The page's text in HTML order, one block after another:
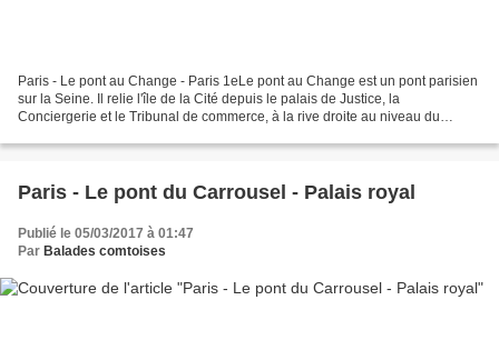
Paris - Le pont au Change - Paris 1eLe pont au Change est un pont parisien
sur la Seine. Il relie l'île de la Cité depuis le palais de Justice, la
Conciergerie et le Tribunal de commerce, à la rive droite au niveau du
Paris - Le pont du Carrousel - Palais royal
Publié le 05/03/2017 à 01:47
Par Balades comtoises